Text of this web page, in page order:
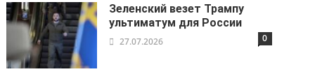
Зеленский везет Трампу
ультиматум для России
27.07.2026 0